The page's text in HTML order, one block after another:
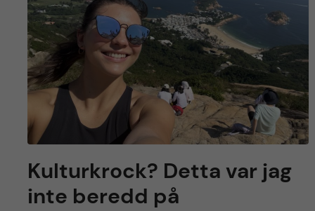
Kulturkrock? Detta var jag
inte beredd på